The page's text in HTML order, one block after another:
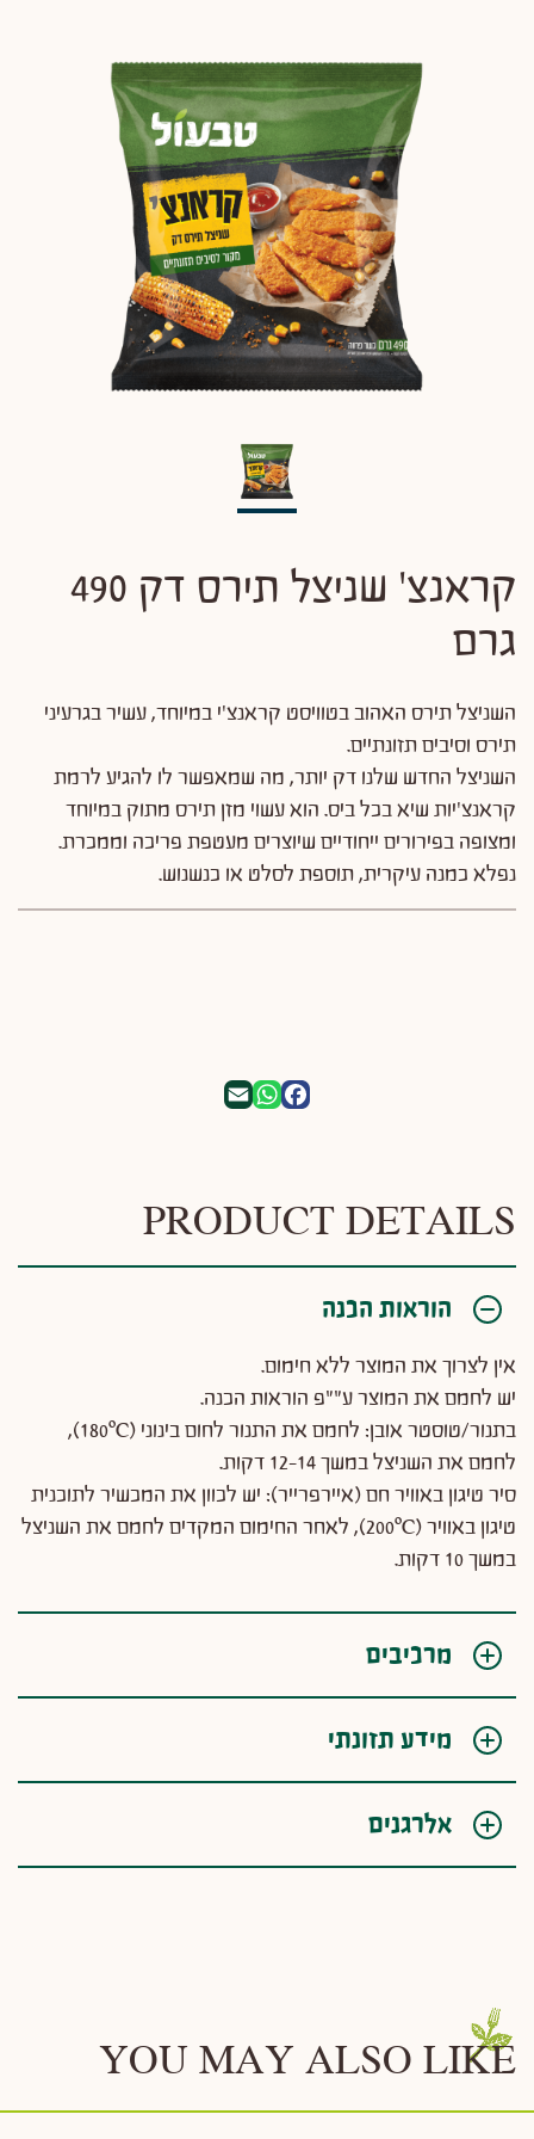
קראנצ' שניצל תירס דק 490
גרם
Facebook
WhatsApp
השניצל תירס האהוב בטוויסט קראנצ'י במיוחד, עשיר בגרעיני
תירס וסיבים תזונתיים.
השניצל החדש שלנו דק יותר, מה שמאפשר לו להגיע לרמת
קראנצ'יות שיא בכל ביס. הוא עשוי מזן תירס מתוק במיוחד
ומצופה בפירורים ייחודיים שיוצרים מעטפת פריכה וממכרת.
נפלא כמנה עיקרית, תוספת לסלט או כנשנוש.
PRODUCT DETAILS
הוראות הכנה
אין לצרוך את המוצר ללא חימום.
יש לחמם את המוצר ע""פ הוראות הכנה.
בתנור/טוסטר אובן: לחמם את התנור לחום בינוני (180ºC),
לחמם את השניצל במשך 12-14 דקות.
סיר טיגון באוויר חם (איירפרייר): יש לכוון את המכשיר לתוכנית
טיגון באוויר (200ºC), לאחר החימום המקדים לחמם את השניצל
במשך 10 דקות.
מרכיבים
מידע תזונתי
אלרגנים
YOU MAY ALSO LIKE